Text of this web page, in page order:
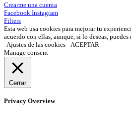
Crearme una cuenta
Facebook Instagram
Filters
Esta web usa cookies para mejorar tu
acuerdo con ellas, aunque, si lo deseas, puedes
Ajustes de las cookies
ACEPTAR
Manage consent
Cerrar
Privacy Overview